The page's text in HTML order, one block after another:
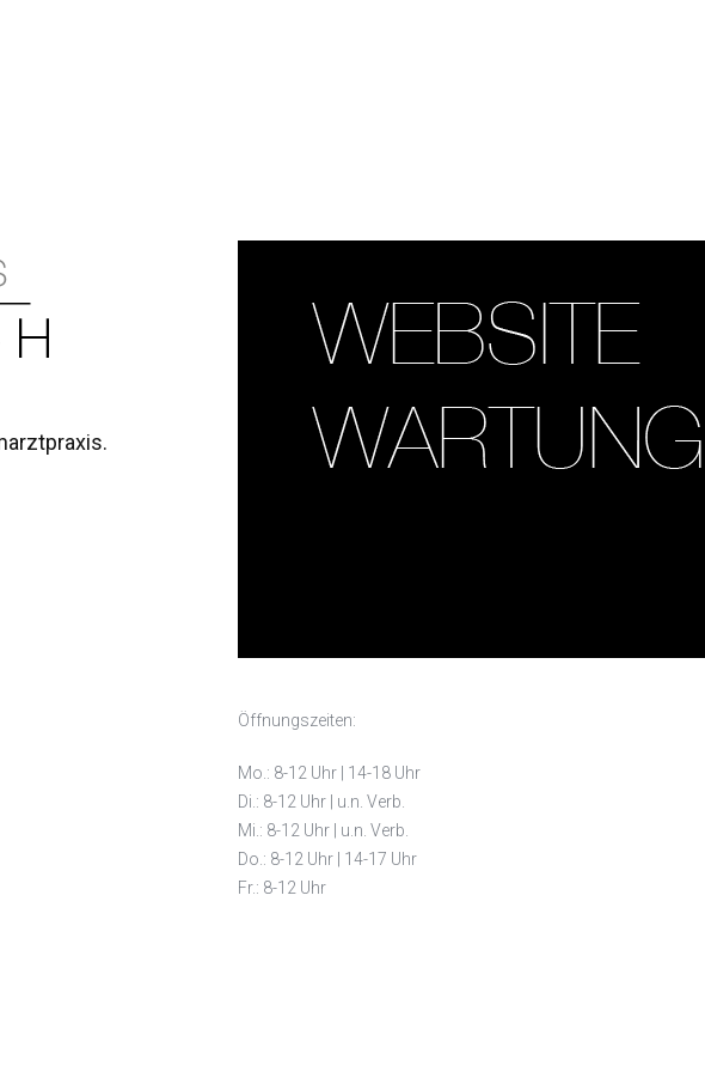
Öffnungszeiten:
Mo.: 8-12 Uhr | 14-18 Uhr
Di.: 8-12 Uhr | u.n. Verb.
Mi.: 8-12 Uhr | u.n. Verb.
Do.: 8-12 Uhr | 14-17 Uhr
Fr.: 8-12 Uhr
FUNKTIONSDIAGNOSTIK
PRAXIS